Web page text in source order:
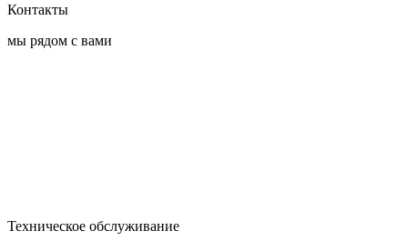
Контакты
мы рядом с вами
Техническое обслуживание